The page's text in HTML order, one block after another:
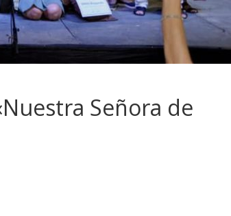
Señora de